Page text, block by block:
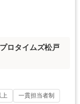
ロタイムズ松戸
一貫担当者制